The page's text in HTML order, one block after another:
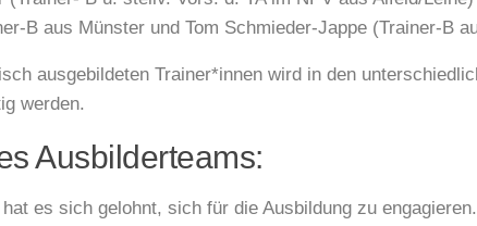
B aus Münster und Tom Schmieder-Jappe (Trainer-B
ausgebildeten Trainer*innen wird in den
werden.
Ausbilderteams:
es sich gelohnt, sich für die Ausbildung zu